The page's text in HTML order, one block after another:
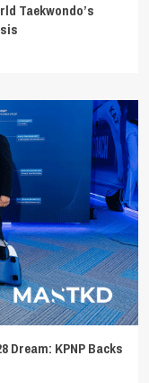
Taekwondo’s
Dream: KPNP Backs